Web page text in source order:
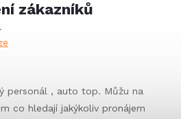
zákazníků
personál , auto top. Můžu na
co hledají jakýkoliv pronájem